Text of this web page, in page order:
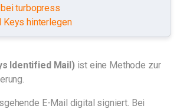
turbopress
Keys hinterlegen
Identified Mail)ist eine Methode zur
E-Mail digital signiert. Bei